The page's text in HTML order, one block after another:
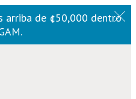
arriba de ¢50,000 dentro